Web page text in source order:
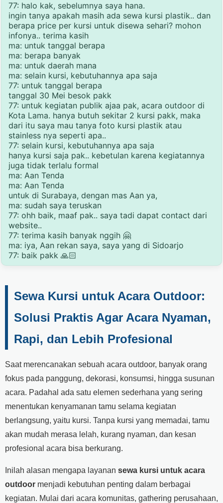
77: halo kak, sebelumnya saya hana.
ingin tanya apakah masih ada sewa kursi plastik.. dan
berapa price per kursi untuk disewa sehari? mohon
infonya.. terima kasih
ma: untuk tanggal berapa
ma: berapa banyak
ma: untuk daerah mana
ma: selain kursi, kebutuhannya apa saja
77: untuk tanggal berapa
tanggal 30 Mei besok pakk
77: untuk kegiatan publik ajaa pak, acara outdoor di
Kota Lama. hanya butuh sekitar 2 kursi pakk, maka
dari itu saya mau tanya foto kursi plastik atau
stainless nya seperti apa..
77: selain kursi, kebutuhannya apa saja
hanya kursi saja pak.. kebetulan karena kegiatannya
juga tidak terlalu formal
ma: Aan Tenda
ma: Aan Tenda
untuk di Surabaya, dengan mas Aan ya,
ma: sudah saya teruskan
77: ohh baik, maaf pak.. saya tadi dapat contact dari
website..
77: terima kasih banyak nggih 🤗
ma: iya, Aan rekan saya, saya yang di Sidoarjo
77: baik pakk 🙏🏻
Sewa Kursi untuk Acara Outdoor:
Solusi Praktis Agar Acara Nyaman,
Rapi, dan Lebih Profesional
Saat merencanakan sebuah acara outdoor, banyak orang
fokus pada panggung, dekorasi, konsumsi, hingga susunan
acara. Padahal ada satu elemen sederhana yang sering
menentukan kenyamanan tamu selama kegiatan
berlangsung, yaitu kursi. Tanpa kursi yang memadai, tamu
akan mudah merasa lelah, kurang nyaman, dan kesan
profesional acara bisa berkurang.
Inilah alasan mengapa layanan sewa kursi untuk acara
outdoor menjadi kebutuhan penting dalam berbagai
kegiatan. Mulai dari acara komunitas, gathering perusahaan,